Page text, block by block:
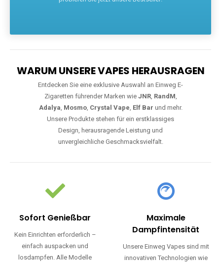
WARUM UNSERE VAPES HERAUSRAGEN
Entdecken Sie eine exklusive Auswahl an Einweg E-
Zigaretten führender Marken wie JNR, RandM,
Adalya, Mosmo, Crystal Vape, Elf Bar und mehr.
Unsere Produkte stehen für ein erstklassiges
Design, herausragende Leistung und
unvergleichliche Geschmacksvielfalt.
Sofort Genießbar
Kein Einrichten erforderlich –
einfach auspacken und
losdampfen. Alle Modelle
Maximale
Dampfintensität
Unsere Einweg Vapes sind mit
innovativen Technologien wie